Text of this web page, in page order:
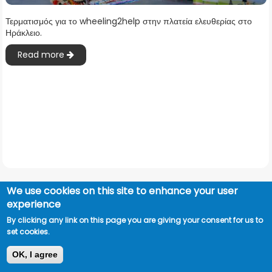
Τερματισμός για το wheeling2help στην πλατεία ελευθερίας στο
Ηράκλειο.
Read more
We use cookies on this site to enhance your user
experience
By clicking any link on this page you are giving your consent for us to
set cookies.
OK, I agree